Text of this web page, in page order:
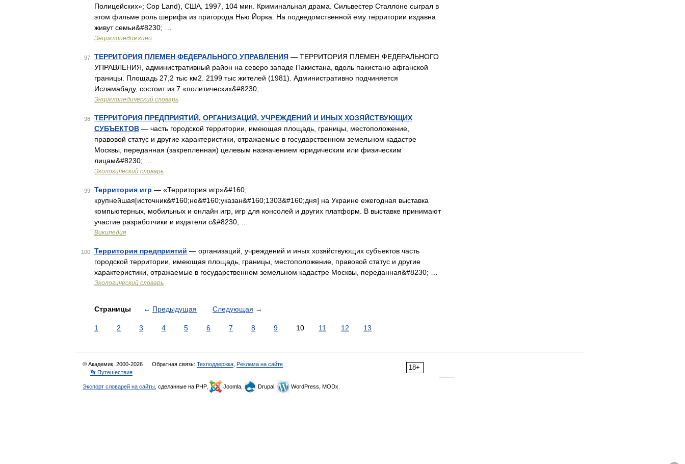
Полицейских»; Cop Land), США, 1997, 104 мин. Криминальная драма. Сильвестер Сталлоне сыграл в
этом фильме роль шерифа из пригорода Нью Йорка. На подведомственной ему территории издавна
живут семьи&#8230; …
Энциклопедия кино
97 ТЕРРИТОРИЯ ПЛЕМЕН ФЕДЕРАЛЬНОГО УПРАВЛЕНИЯ — ТЕРРИТОРИЯ ПЛЕМЕН ФЕДЕРАЛЬНОГО
УПРАВЛЕНИЯ, административный район на северо западе Пакистана, вдоль пакистано афганской
границы. Площадь 27,2 тыс км2. 2199 тыс жителей (1981). Административно подчиняется
Исламабаду, состоит из 7 «политических&#8230; …
Энциклопедический словарь
98
ТЕРРИТОРИЯ ПРЕДПРИЯТИЙ, ОРГАНИЗАЦИЙ, УЧРЕЖДЕНИЙ И ИНЫХ ХОЗЯЙСТВУЮЩИХ
СУБЪЕКТОВ — часть городской территории, имеющая площадь, границы, местоположение,
правовой статус и другие характеристики, отражаемые в государственном земельном кадастре
Москвы, переданная (закрепленная) целевым назначением юридическим или физическим
лицам&#8230; …
Экологический словарь
99 Территория игр — «Территория игр»&#160;
крупнейшая[источник&#160;не&#160;указан&#160;1303&#160;дня] на Украине ежегодная выставка
компьютерных, мобильных и онлайн игр, игр для консолей и других платформ. В выставке принимают
участие разработчики и издатели с&#8230; …
Википедия
100 Территория предприятий — организаций, учреждений и иных хозяйствующих субъектов часть
городской территории, имеющая площадь, границы, местоположение, правовой статус и другие
характеристики, отражаемые в государственном земельном кадастре Москвы, переданная&#8230; …
Экологический словарь
Страницы ← Предыдущая Следующая →
1 2 3 4 5 6 7 8 9 10 11 12 13
18+
© Академик, 2000-2026 Обратная связь: Техподдержка Реклама на сайте
👣 Путешествия
Экспорт словарей на сайты , сделанные на PHP, Joomla, Drupal, WordPress, MODx.